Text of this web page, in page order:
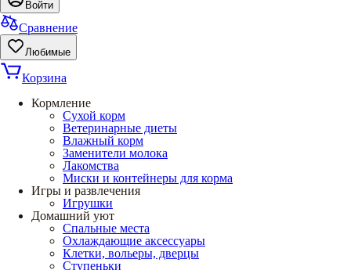
Войти
Сравнение
Любимые
Корзина
Кормление
Сухой корм
Ветеринарные диеты
Влажный корм
Заменители молока
Лакомства
Миски и контейнеры для корма
Игры и развлечения
Игрушки
Домашний уют
Спальные места
Охлаждающие аксессуары
Клетки, вольеры, дверцы
Ступеньки